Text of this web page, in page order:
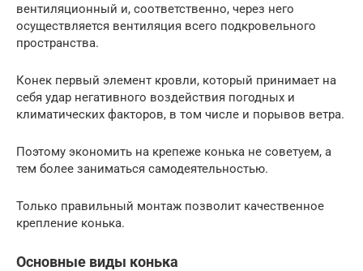
вентиляционный и, соответственно, через него
осуществляется вентиляция всего подкровельного
пространства.
Конек первый элемент кровли, который принимает на
себя удар негативного воздействия погодных и
климатических факторов, в том числе и порывов ветра.
Поэтому экономить на крепеже конька не советуем, а
тем более заниматься самодеятельностью.
Только правильный монтаж позволит качественное
крепление конька.
Основные виды конька